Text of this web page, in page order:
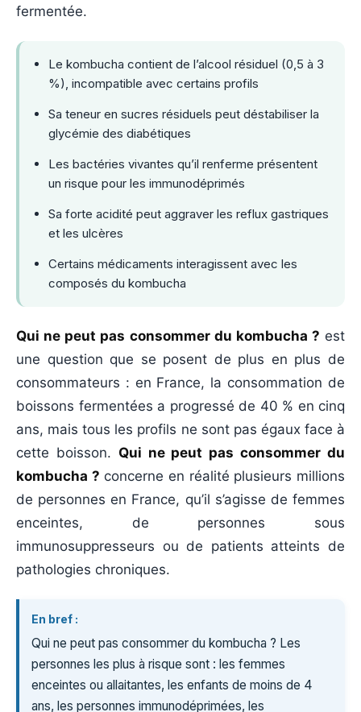
fermentée.
Le kombucha contient de l’alcool résiduel (0,5 à 3
%), incompatible avec certains profils
Sa teneur en sucres résiduels peut déstabiliser la
glycémie des diabétiques
Les bactéries vivantes qu’il renferme présentent
un risque pour les immunodéprimés
Sa forte acidité peut aggraver les reflux gastriques
et les ulcères
Certains médicaments interagissent avec les
composés du kombucha
Qui ne peut pas consommer du kombucha ? est
une question que se posent de plus en plus de
consommateurs : en France, la consommation de
boissons fermentées a progressé de 40 % en cinq
ans, mais tous les profils ne sont pas égaux face à
cette boisson. Qui ne peut pas consommer du
kombucha ? concerne en réalité plusieurs millions
de personnes en France, qu’il s’agisse de femmes
enceintes, de personnes sous
immunosuppresseurs ou de patients atteints de
pathologies chroniques.
En bref :
Qui ne peut pas consommer du kombucha ? Les
personnes les plus à risque sont : les femmes
enceintes ou allaitantes, les enfants de moins de 4
ans, les personnes immunodéprimées, les